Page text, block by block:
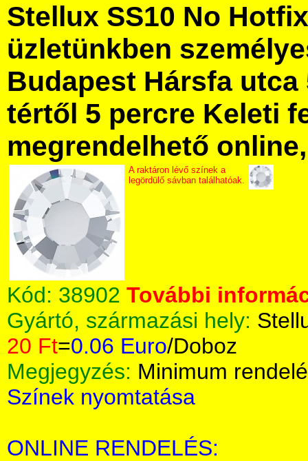
Stellux SS10 No
üzletünkben
Budapest Hársfa utca
tértől 5 percre Keleti
megrendelhető
A raktáron lévő színek a
legördülő sávban találhatóak.
Kód: 38902 További
Gyártó, származási hely:
20 Ft=0.06 Euro/Doboz
Megjegyzés: Minimum
Színek nyomtatása
ONLINE RENDELÉS: